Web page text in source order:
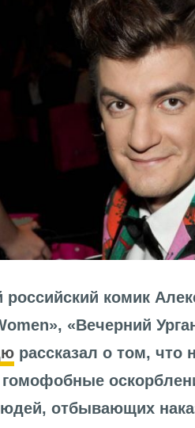
российский комик
«Вечерний
рассказал о том, что
отбывающих